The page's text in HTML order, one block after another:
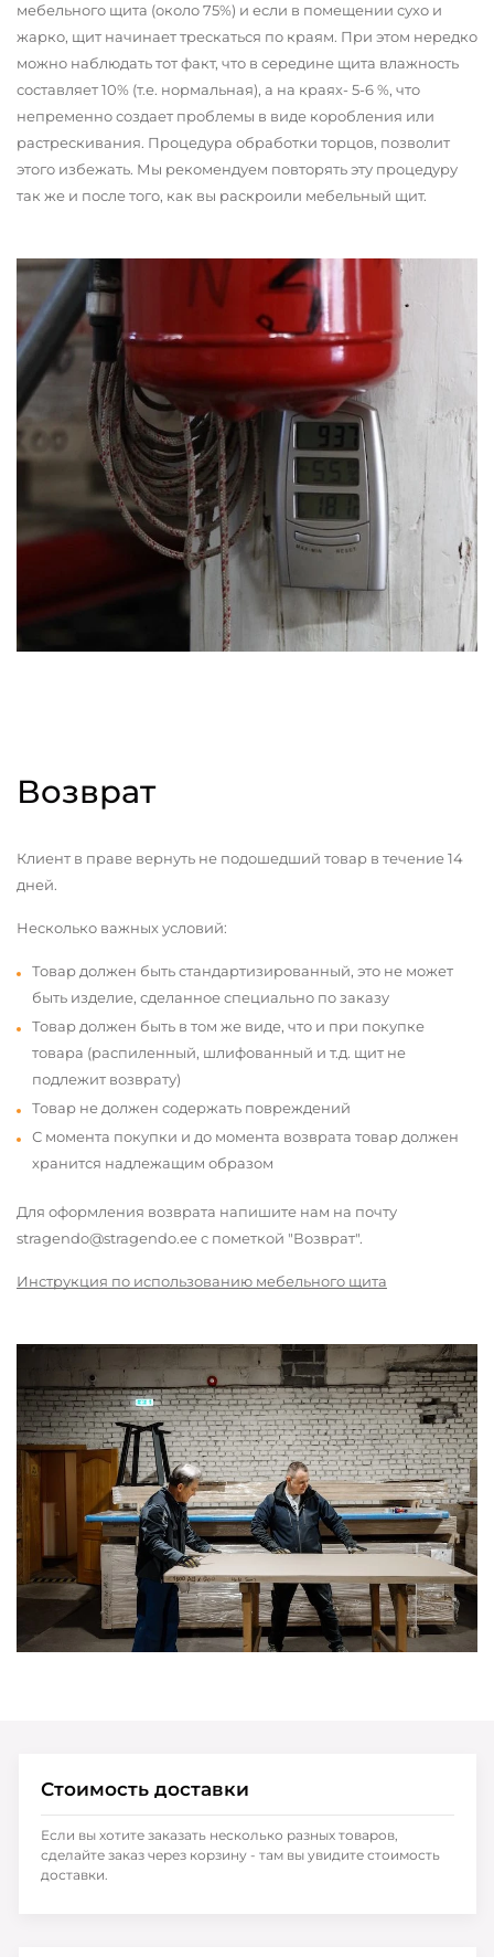
мебельного щита (около 75%) и если в помещении сухо и
жарко, щит начинает трескаться по краям. При этом нередко
можно наблюдать тот факт, что в середине щита влажность
составляет 10% (т.е. нормальная), а на краях- 5-6 %, что
непременно создает проблемы в виде коробления или
растрескивания. Процедура обработки торцов, позволит
этого избежать. Мы рекомендуем повторять эту процедуру
так же и после того, как вы раскроили мебельный щит.
Возврат
Клиент в праве вернуть не подошедший товар в течение 14
дней.
Несколько важных условий:
Товар должен быть стандартизированный, это не может
быть изделие, сделанное специально по заказу
Товар должен быть в том же виде, что и при покупке
товара (распиленный, шлифованный и т.д. щит не
подлежит возврату)
Товар не должен содержать повреждений
С момента покупки и до момента возврата товар должен
хранится надлежащим образом
Для оформления возврата напишите нам на почту
stragendo@stragendo.ee с пометкой "Возврат".
Инструкция по использованию мебельного щита
Стоимость доставки
Если вы хотите заказать несколько разных товаров,
сделайте заказ через корзину - там вы увидите стоимость
доставки.